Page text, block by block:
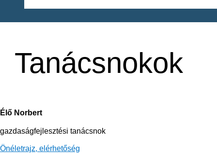
Tanácsnokok
Élő Norbert
gazdaságfejlesztési tanácsnok
Önéletrajz, elérhetőség